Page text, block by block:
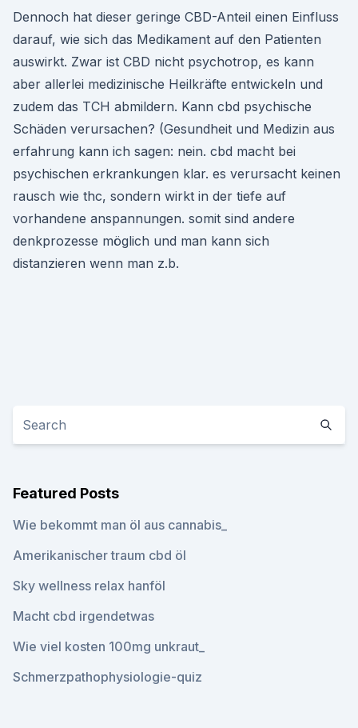
Dennoch hat dieser geringe CBD-Anteil einen Einfluss
darauf, wie sich das Medikament auf den Patienten
auswirkt. Zwar ist CBD nicht psychotrop, es kann
aber allerlei medizinische Heilkräfte entwickeln und
zudem das TCH abmildern. Kann cbd psychische
Schäden verursachen? (Gesundheit und Medizin aus
erfahrung kann ich sagen: nein. cbd macht bei
psychischen erkrankungen klar. es verursacht keinen
rausch wie thc, sondern wirkt in der tiefe auf
vorhandene anspannungen. somit sind andere
denkprozesse möglich und man kann sich
distanzieren wenn man z.b.
Featured Posts
Wie bekommt man öl aus cannabis_
Amerikanischer traum cbd öl
Sky wellness relax hanföl
Macht cbd irgendetwas
Wie viel kosten 100mg unkraut_
Schmerzpathophysiologie-quiz